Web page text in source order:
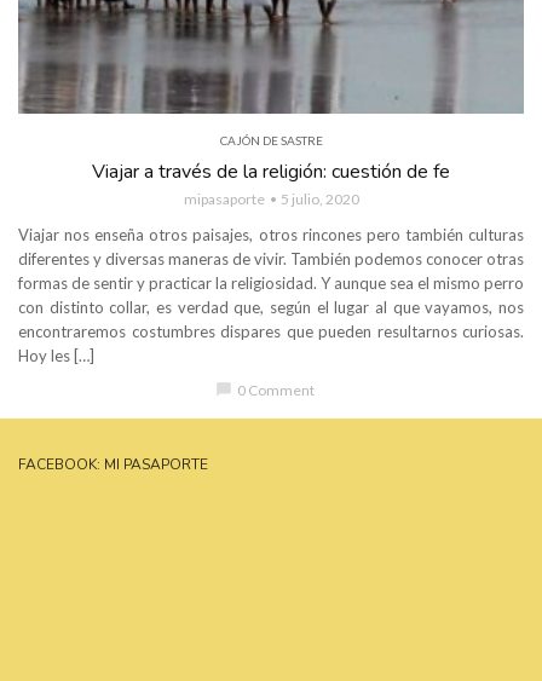
CAJÓN DE SASTRE
Viajar a través de la religión: cuestión de fe
mipasaporte 5 julio, 2020
Viajar nos enseña otros paisajes, otros rincones pero también culturas
diferentes y diversas maneras de vivir. También podemos conocer otras
formas de sentir y practicar la religiosidad. Y aunque sea el mismo perro
con distinto collar, es verdad que, según el lugar al que vayamos, nos
encontraremos costumbres dispares que pueden resultarnos curiosas.
Hoy les […]
chat_bubble 0 Comment
FACEBOOK: MI PASAPORTE